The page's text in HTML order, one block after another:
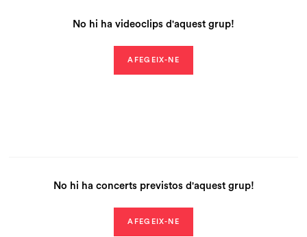
No hi ha videoclips d'aquest grup!
AFEGEIX-NE
No hi ha concerts previstos d'aquest grup!
AFEGEIX-NE